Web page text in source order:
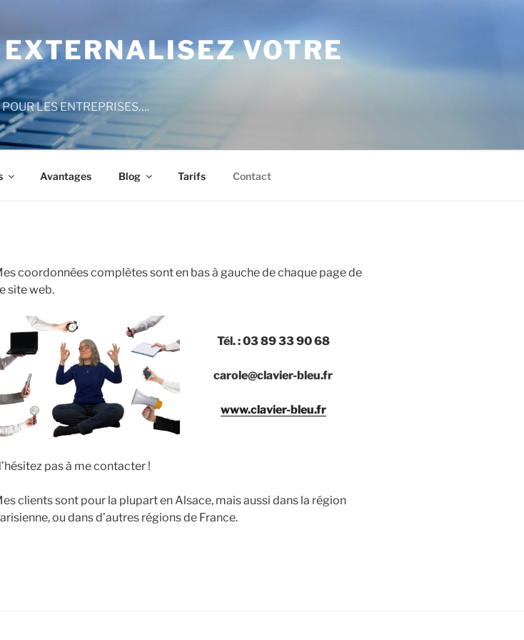
VOTRE
LES ENTREPRISES….
Avantages Blog Tarifs Contact
coordonnées complètes sont en bas à gauche de chaque page de
site web.
Tél. : 03 89 33 90 68
carole@clavier-bleu.fr
www.clavier-bleu.fr
pas à me contacter !
clients sont pour la plupart en Alsace, mais aussi dans la région
ou dans d’autres régions de France.